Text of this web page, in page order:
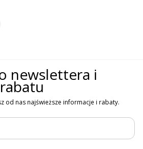
newslettera i
od nas najświeższe informacje i rabaty.